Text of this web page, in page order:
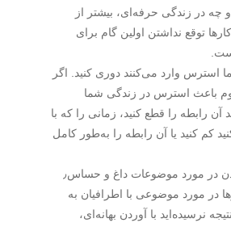
در زندگی حرفه‌ای، بیشتر از
توقع نداشتن اولین گام برای
استرس وارد می‌کنند دوری کنید. اگر
باعث استرس در زندگی شما
آن رابطه را قطع کنید، زمانی را که با
کم کنید یا آن رابطه را به‌طور کامل
اجتناب از بحث کردن در مورد موضوعات داغ و حساس٫
در مورد موضوعی با اطرافیان به
نرسیده‌اید با آوردن بهانه‌ای،